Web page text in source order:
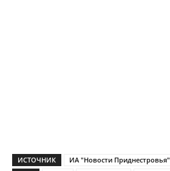
ИСТОЧНИК
ИА "Новости Приднестровья"